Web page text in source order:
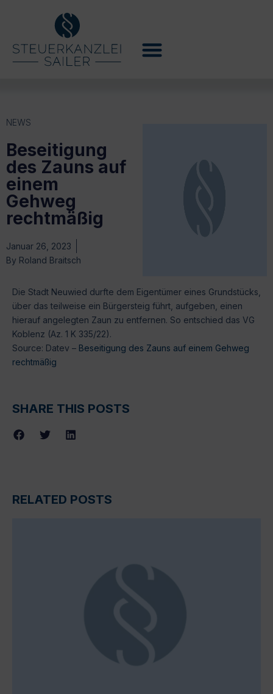
NEWS
Beseitigung
des Zauns auf
einem
Gehweg
rechtmäßig
Januar 26, 2023
By Roland Braitsch
Die Stadt Neuwied durfte dem Eigentümer eines Grundstücks,
über das teilweise ein Bürgersteig führt, aufgeben, einen
hierauf angelegten Zaun zu entfernen. So entschied das VG
Koblenz (Az. 1 K 335/22).
Source: Datev – Beseitigung des Zauns auf einem Gehweg
rechtmäßig
SHARE THIS POSTS
RELATED POSTS